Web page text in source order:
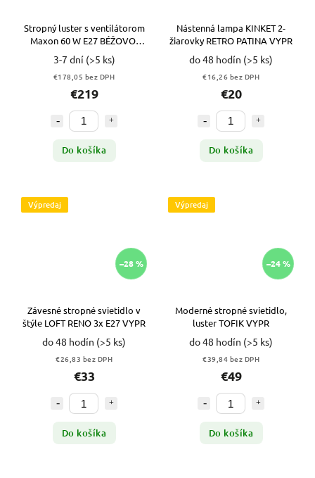
Stropný luster s ventilátorom
Maxon 60 W E27 BÉŽOVO-
HNEDÝ
3-7 dní (>5 ks)
€178,05 bez DPH
€219
Do košíka
Nástenná lampa KINKET 2-
žiarovky RETRO PATINA VYPR
do 48 hodín (>5 ks)
€16,26 bez DPH
€20
Do košíka
Výpredaj
–28 %
Závesné stropné svietidlo v
štýle LOFT RENO 3x E27 VYPR
do 48 hodín (>5 ks)
€26,83 bez DPH
€33
Do košíka
Výpredaj
–24 %
Moderné stropné svietidlo,
luster TOFIK VYPR
do 48 hodín (>5 ks)
€39,84 bez DPH
€49
Do košíka